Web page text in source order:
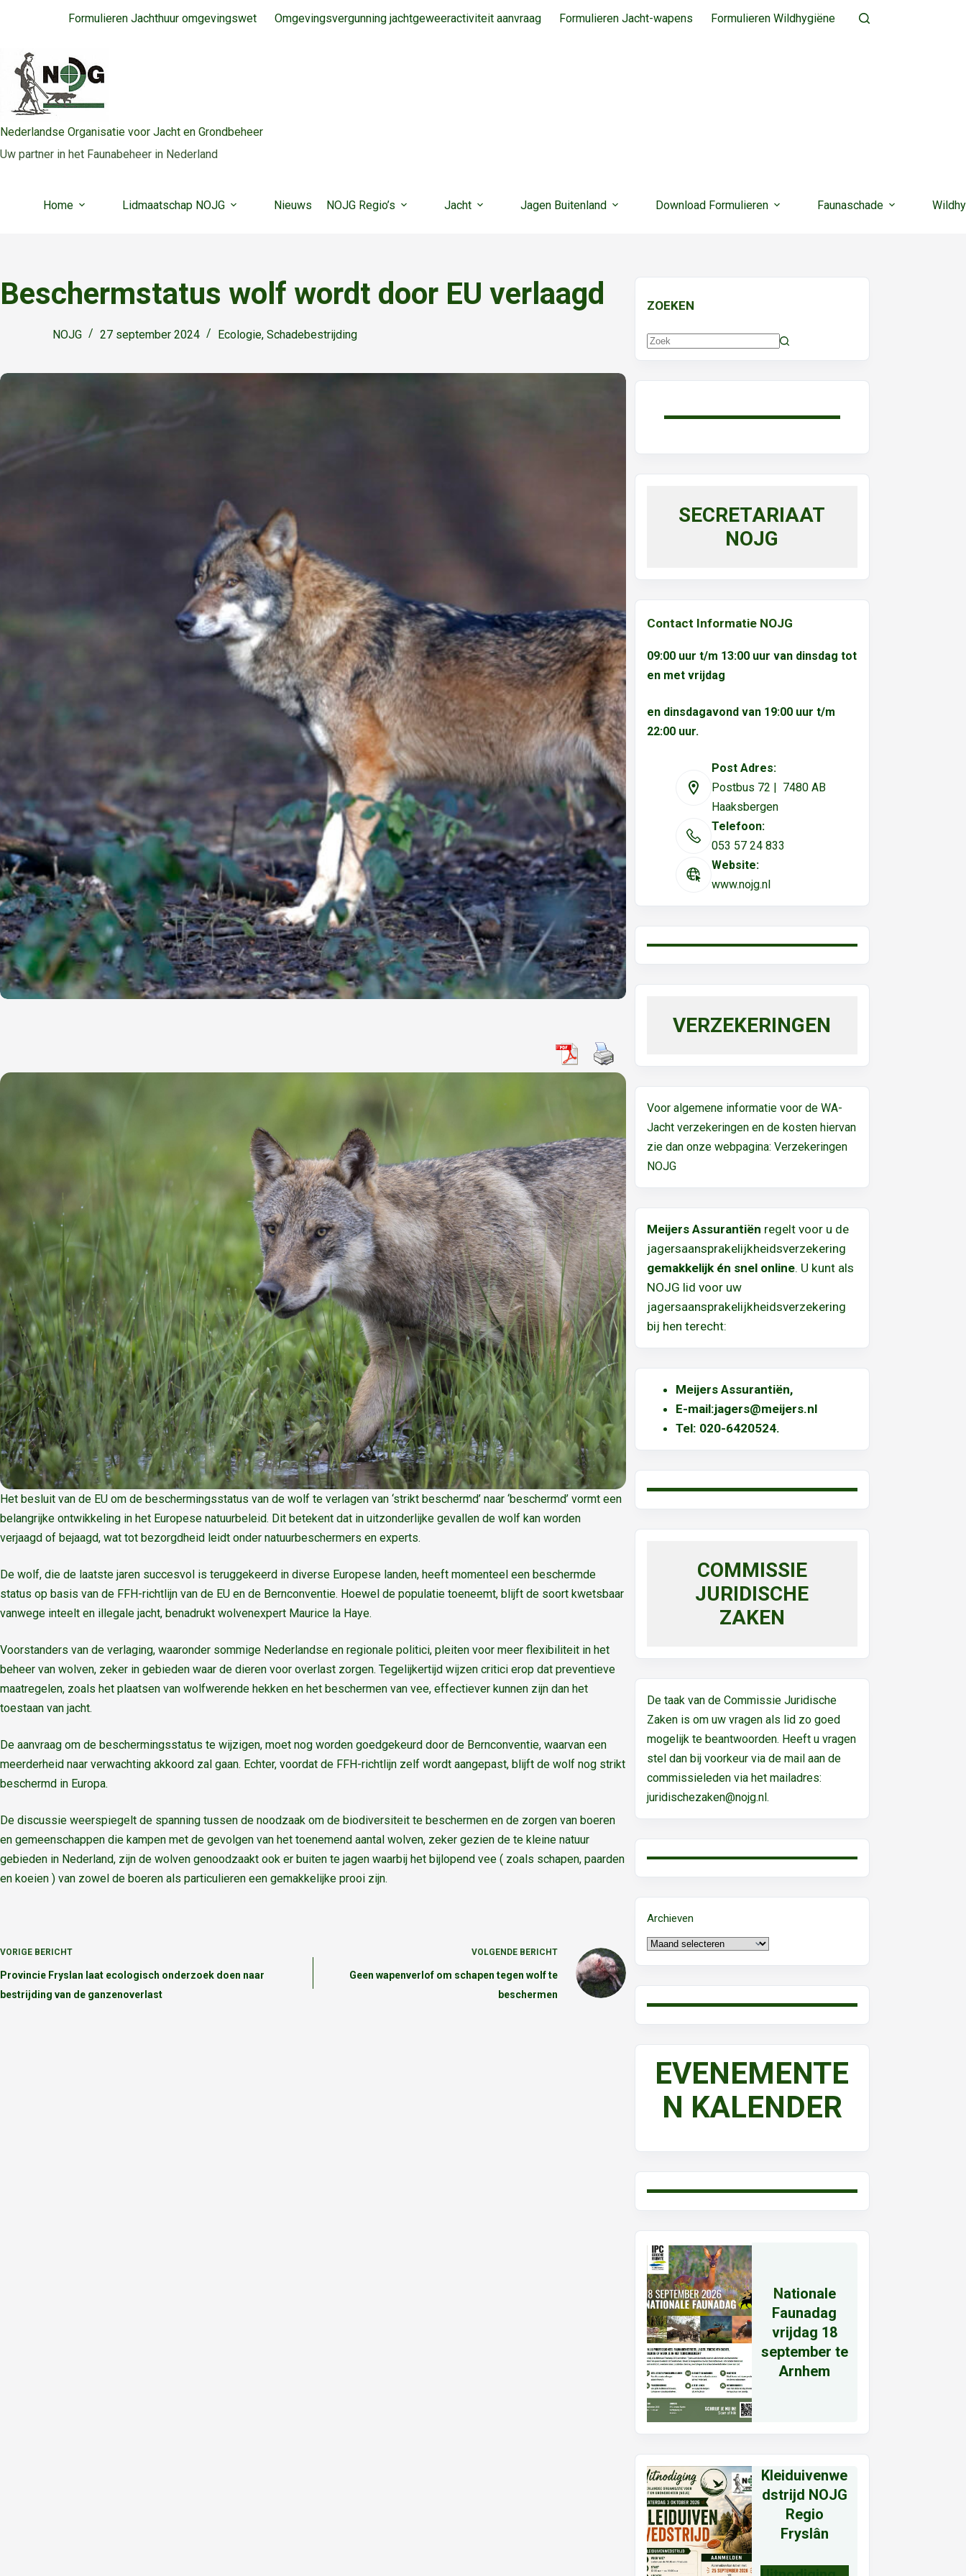
inhoud
Formulieren Jachthuur omgevingswet Omgevingsvergunning jachtgeweeractiviteit aanvraag Formulieren Jacht-wapens Formulieren Wildhygiëne
Nederlandse Organisatie voor Jacht en Grondbeheer
Uw partner in het Faunabeheer in Nederland
Home Lidmaatschap NOJG Nieuws NOJG Regio’s Jacht Jagen Buitenland Download Formulieren Faunaschade
Beschermstatus wolf wordt door EU verlaagd
NOJG 27 september 2024 Ecologie, Schadebestrijding
Het besluit van de EU om de beschermingsstatus van de wolf te verlagen van ‘strikt beschermd’ naar ‘beschermd’ vormt een
belangrijke ontwikkeling in het Europese natuurbeleid. Dit betekent dat in uitzonderlijke gevallen de wolf kan worden
verjaagd of bejaagd, wat tot bezorgdheid leidt onder natuurbeschermers en experts.
De wolf, die de laatste jaren succesvol is teruggekeerd in diverse Europese landen, heeft momenteel een beschermde
status op basis van de FFH-richtlijn van de EU en de Bernconventie. Hoewel de populatie toeneemt, blijft de soort kwetsbaar
vanwege inteelt en illegale jacht, benadrukt wolvenexpert Maurice la Haye.
Voorstanders van de verlaging, waaronder sommige Nederlandse en regionale politici, pleiten voor meer flexibiliteit in het
beheer van wolven, zeker in gebieden waar de dieren voor overlast zorgen. Tegelijkertijd wijzen critici erop dat preventieve
maatregelen, zoals het plaatsen van wolfwerende hekken en het beschermen van vee, effectiever kunnen zijn dan het
toestaan van jacht.
De aanvraag om de beschermingsstatus te wijzigen, moet nog worden goedgekeurd door de Bernconventie, waarvan een
meerderheid naar verwachting akkoord zal gaan. Echter, voordat de FFH-richtlijn zelf wordt aangepast, blijft de wolf nog strikt
beschermd in Europa.
De discussie weerspiegelt de spanning tussen de noodzaak om de biodiversiteit te beschermen en de zorgen van boeren
en gemeenschappen die kampen met de gevolgen van het toenemend aantal wolven, zeker gezien de te kleine natuur
gebieden in Nederland, zijn de wolven genoodzaakt ook er buiten te jagen waarbij het bijlopend vee ( zoals schapen, paarden
en koeien ) van zowel de boeren als particulieren een gemakkelijke prooi zijn.
VORIGE BERICHT
Provincie Fryslan laat ecologisch onderzoek doen naar
bestrijding van de ganzenoverlast
VOLGENDE BERICHT
Geen wapenverlof om schapen tegen wolf te
beschermen
ZOEKEN
Geen
SECRETARIAAT
NOJG
Contact Informatie NOJG
09:00 uur t/m 13:00 uur van dinsdag tot
en met vrijdag
en dinsdagavond van 19:00 uur t/m
22:00 uur.
Post Adres:
Postbus 72 | 7480 AB
Haaksbergen
Telefoon:
053 57 24 833
Website:
www.nojg.nl
VERZEKERINGEN
Voor algemene informatie voor de WA-
Jacht verzekeringen en de kosten hiervan
zie dan onze webpagina:Verzekeringen
NOJG
Meijers Assurantiën regelt voor u de
jagersaansprakelijkheidsverzekering
gemakkelijk én snel online. U kunt als
NOJG lid voor uw
jagersaansprakelijkheidsverzekering
bij hen terecht:
Meijers Assurantiën,
E-mail:jagers@meijers.nl
Tel: 020-6420524.
COMMISSIE
JURIDISCHE
ZAKEN
De taak van de Commissie Juridische
Zaken is om uw vragen als lid zo goed
mogelijk te beantwoorden. Heeft u vragen
stel dan bij voorkeur via de mail aan de
commissieleden via het mailadres:
juridischezaken@nojg.nl.
Archieven
EVENEMENTE
N KALENDER
Nationale
Faunadag
vrijdag 18
september te
Arnhem
Kleiduivenwe
dstrijd NOJG
Regio
Fryslân